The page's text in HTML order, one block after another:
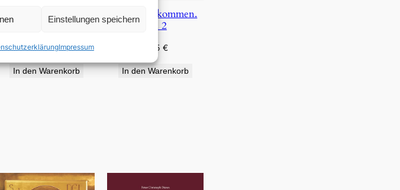
Einstellungen speichern
Impressum
Die Neuerfindung
des Menschen
19,95€
In den Warenkorb
Jesus, wir kommen.
Bd. 2
4,95€
In den Warenkorb